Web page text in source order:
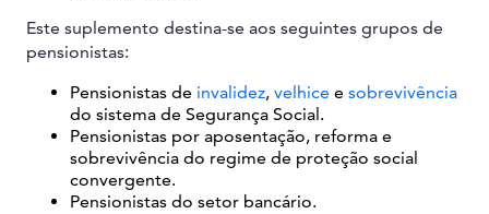
Este suplemento destina-se aos seguintes grupos de
pensionistas:
Pensionistas de invalidez, velhice e sobrevivência
do sistema de Segurança Social.
Pensionistas por aposentação, reforma e
sobrevivência do regime de proteção social
convergente.
Pensionistas do setor bancário.